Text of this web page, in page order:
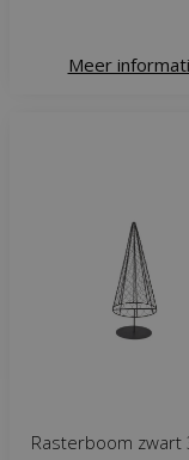
Meer
Rasterboom zwart